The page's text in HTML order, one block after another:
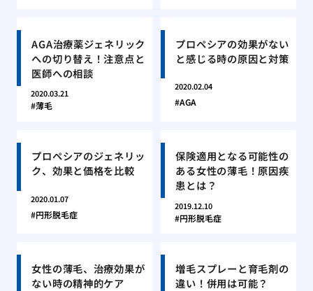
AGA治療薬ジェネリック
への切り替え！注意点と
医師への相談
2020.03.21
薄毛
プロペシアの効果がない
と感じる時の原因と対策
2020.02.04
AGA
プロペシアのジェネリッ
ク、効果と価格を比較
2020.01.07
円形脱毛症
保険適用となる可能性の
ある女性の薄毛！原因疾
患とは？
2019.12.10
円形脱毛症
女性の薄毛、治療効果が
ない時の精神的ケア
増毛スプレーと育毛剤の
違い！併用は可能？